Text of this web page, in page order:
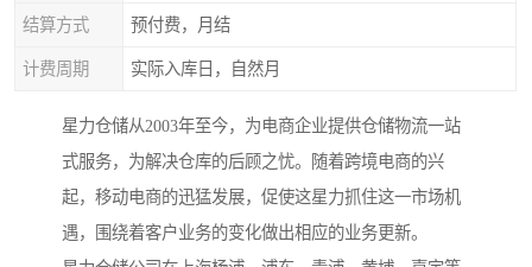
结算方式 预付费，月结
计费周期 实际入库日，自然月
星力仓储从2003年至今，为电商企业提供仓储物流一站
式服务，为解决仓库的后顾之忧。随着跨境电商的兴
起，移动电商的迅猛发展，促使这星力抓住这一市场机
遇，围绕着客户业务的变化做出相应的业务更新。